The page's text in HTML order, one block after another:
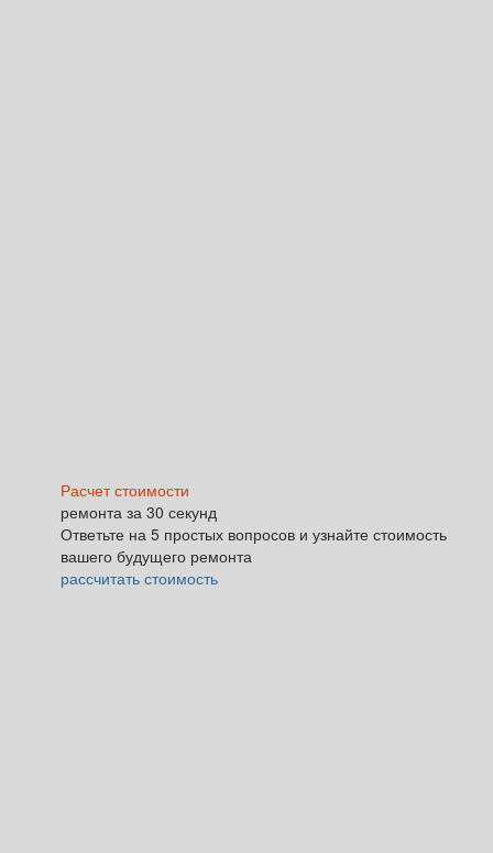
Расчет стоимости
ремонта за 30 секунд
Ответьте на 5 простых вопросов и узнайте стоимость
вашего будущего ремонта
рассчитать стоимость